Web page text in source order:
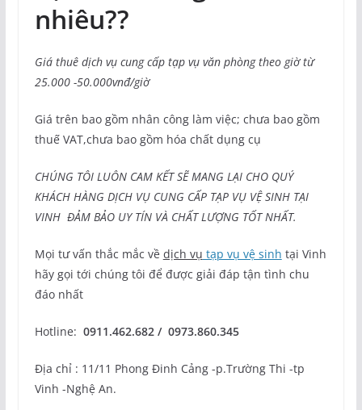
nhiêu??
Giá thuê dịch vụ cung cấp tạp vụ văn phòng theo giờ từ
25.000 -50.000vnđ/giờ
Giá trên bao gồm nhân công làm việc; chưa bao gồm
thuế VAT,chưa bao gồm hóa chất dụng cụ
CHÚNG TÔI LUÔN CAM KẾT SẼ MANG LẠI CHO QUÝ
KHÁCH HÀNG DỊCH VỤ CUNG CẤP TẠP VỤ VỆ SINH TẠI
VINH ĐẢM BẢO UY TÍN VÀ CHẤT LƯỢNG TỐT NHẤT.
Mọi tư vấn thắc mắc về dịch vụ tạp vụ vệ sinh tại Vinh
hãy gọi tới chúng tôi để được giải đáp tận tình chu
đáo nhất
Hotline: 0911.462.682 / 0973.860.345
Địa chỉ : 11/11 Phong Đinh Cảng -p.Trường Thi -tp
Vinh -Nghệ An.